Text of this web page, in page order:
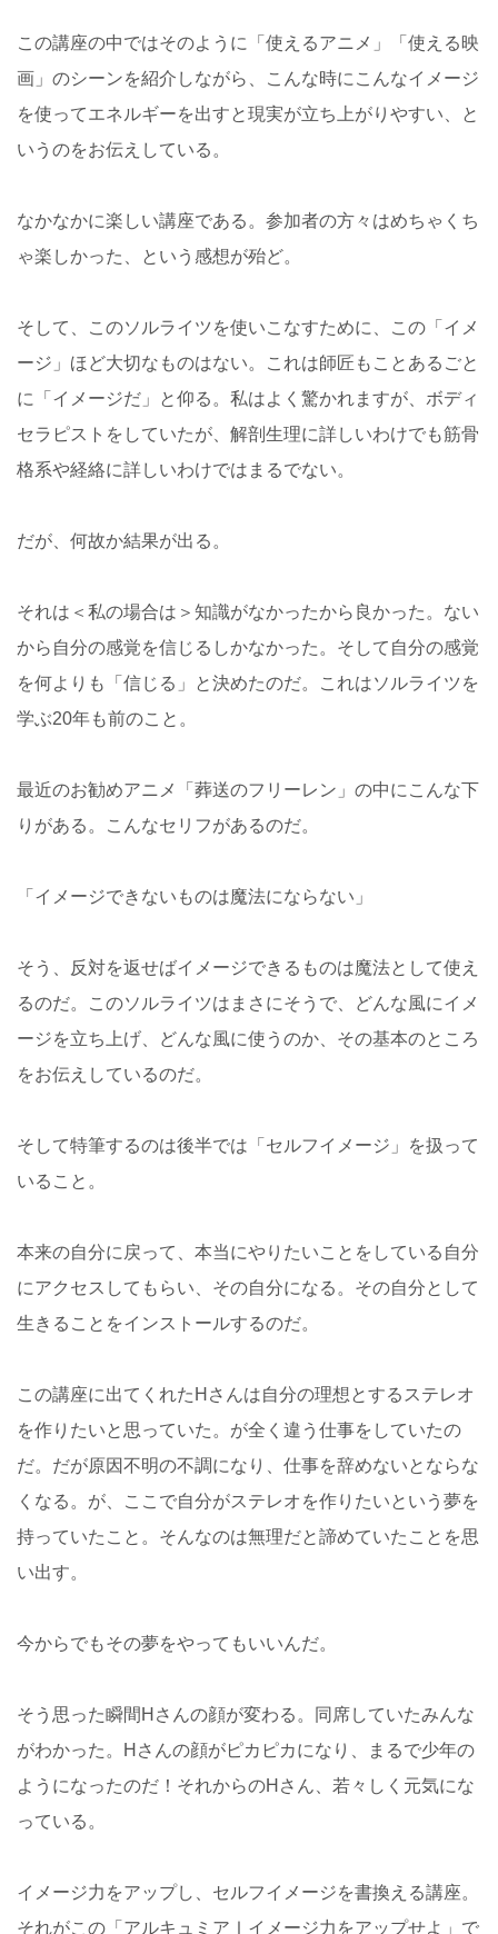
この講座の中ではそのように「使えるアニメ」「使える映
画」のシーンを紹介しながら、こんな時にこんなイメージ
を使ってエネルギーを出すと現実が立ち上がりやすい、と
いうのをお伝えしている。
なかなかに楽しい講座である。参加者の方々はめちゃくち
ゃ楽しかった、という感想が殆ど。
そして、このソルライツを使いこなすために、この「イメ
ージ」ほど大切なものはない。これは師匠もことあるごと
に「イメージだ」と仰る。私はよく驚かれますが、ボディ
セラピストをしていたが、解剖生理に詳しいわけでも筋骨
格系や経絡に詳しいわけではまるでない。
だが、何故か結果が出る。
それは＜私の場合は＞知識がなかったから良かった。ない
から自分の感覚を信じるしかなかった。そして自分の感覚
を何よりも「信じる」と決めたのだ。これはソルライツを
学ぶ20年も前のこと。
最近のお勧めアニメ「葬送のフリーレン」の中にこんな下
りがある。こんなセリフがあるのだ。
「イメージできないものは魔法にならない」
そう、反対を返せばイメージできるものは魔法として使え
るのだ。このソルライツはまさにそうで、どんな風にイメ
ージを立ち上げ、どんな風に使うのか、その基本のところ
をお伝えしているのだ。
そして特筆するのは後半では「セルフイメージ」を扱って
いること。
本来の自分に戻って、本当にやりたいことをしている自分
にアクセスしてもらい、その自分になる。その自分として
生きることをインストールするのだ。
この講座に出てくれたHさんは自分の理想とするステレオ
を作りたいと思っていた。が全く違う仕事をしていたの
だ。だが原因不明の不調になり、仕事を辞めないとならな
くなる。が、ここで自分がステレオを作りたいという夢を
持っていたこと。そんなのは無理だと諦めていたことを思
い出す。
今からでもその夢をやってもいいんだ。
そう思った瞬間Hさんの顔が変わる。同席していたみんな
がわかった。Hさんの顔がピカピカになり、まるで少年の
ようになったのだ！それからのHさん、若々しく元気にな
っている。
イメージ力をアップし、セルフイメージを書換える講座。
それがこの「アルキュミアⅠイメージ力をアップせよ」で